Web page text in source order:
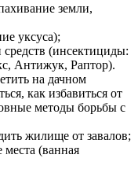
земли,
уксуса);
(инсектициды:
Антижук, Раптор).
на дачном
как избавиться от
методы борьбы с
жилище от завалов;
(ванная